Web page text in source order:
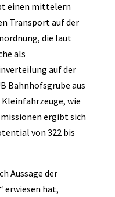
einen mittelern
Transport auf der
die laut
als
auf der
Bahnhofsgrube aus
wie
ergibt sich
von 322 bis
Aussage der
erwiesen hat,